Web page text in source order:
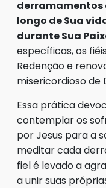
derramamentos
longo de Sua
durante Sua
específicas, os
Redenção e
misericordioso de
Essa prática
contemplar os
por Jesus para a
meditar cada
fiel é levado a
a unir suas